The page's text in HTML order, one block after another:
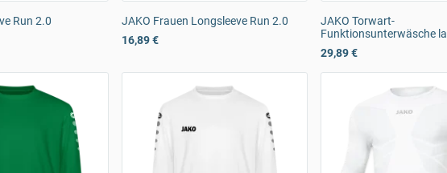
Run 2.0
JAKO Frauen Longsleeve Run 2.0
16,89 €
JAKO Torwart-
Funktionsunterwäsche
29,89 €